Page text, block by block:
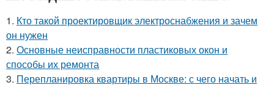
1. Кто такой проектировщик электроснабжения и зачем
он нужен
2. Основные неисправности пластиковых окон и
способы их ремонта
3. Перепланировка квартиры в Москве: с чего начать и